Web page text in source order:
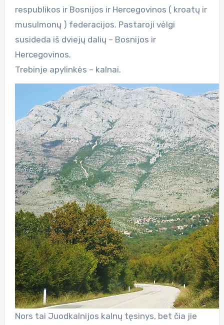
respublikos ir Bosnijos ir Hercegovinos ( kroatų ir
musulmonų ) federacijos. Pastaroji vėlgi
susideda iš dviejų dalių – Bosnijos ir
Hercegovinos.
Trebinje apylinkės – kalnai.
Nors tai Juodkalnijos kalnų tęsinys, bet čia jie